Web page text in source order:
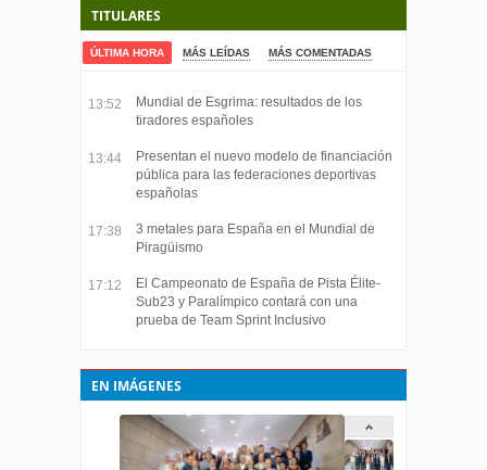
TITULARES
ÚLTIMA HORA MÁS LEÍDAS MÁS COMENTADAS
13:52
Mundial de Esgrima: resultados de los
tiradores españoles
13:44
Presentan el nuevo modelo de financiación
pública para las federaciones deportivas
españolas
17:38
3 metales para España en el Mundial de
Piragüismo
17:12
El Campeonato de España de Pista Élite-
Sub23 y Paralímpico contará con una
prueba de Team Sprint Inclusivo
EN IMÁGENES